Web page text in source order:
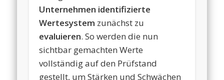
Unternehmen identifizierte
Wertesystem zunächst zu
evaluieren. So werden die nun
sichtbar gemachten Werte
vollständig auf den Prüfstand
gestellt, um Stärken und Schwächen